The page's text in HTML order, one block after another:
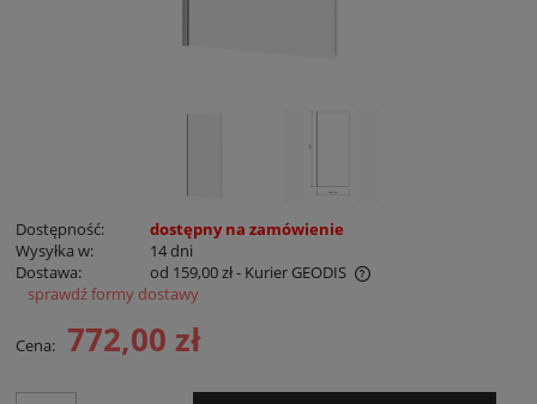
Dostępność:
dostępny na zamówienie
Wysyłka w:
14 dni
Dostawa:
od 159,00 zł- Kurier GEODIS
Cena nie zawiera ewentualnych kosztów płatności
sprawdź formy dostawy
Cena: 772,00 zł